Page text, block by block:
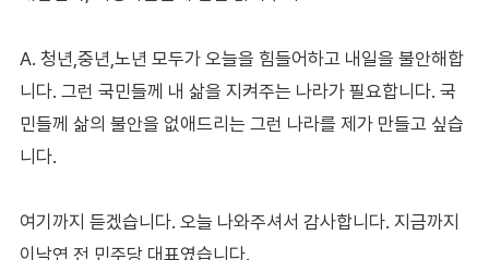
A. 청년,중년,노년 모두가 오늘을 힘들어하고 내일을 불안해합
니다. 그런 국민들께 내 삶을 지켜주는 나라가 필요합니다. 국
민들께 삶의 불안을 없애드리는 그런 나라를 제가 만들고 싶습
니다.
여기까지 듣겠습니다. 오늘 나와주셔서 감사합니다. 지금까지
이낙연 전 민주당 대표였습니다.